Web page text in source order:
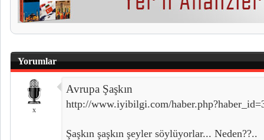
Yorumlar
x
Avrupa Şaşkın
http://www.iyibilgi.com/
Şaşkın şaşkın şeyler söylüyorlar... Neden??..